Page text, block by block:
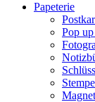
Papeterie
Pop